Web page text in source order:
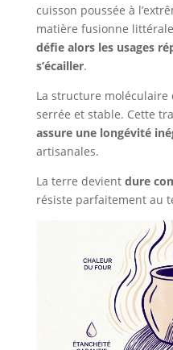
cuisson poussée à
matière fusionne
défie alors les usages
s’écailler.
La structure
serrée et stable. Cette
assure une longévité
artisanales.
La terre devient dure
résiste parfaitement au